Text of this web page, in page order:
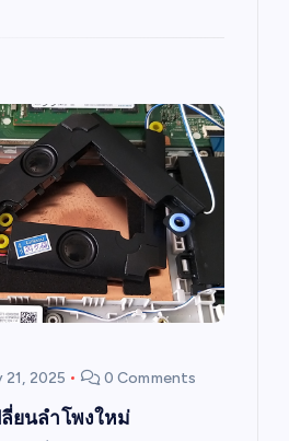
21, 2025 0 Comments
ลี่ยนลำโพงใหม่